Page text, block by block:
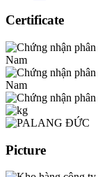
Certificate
Picture